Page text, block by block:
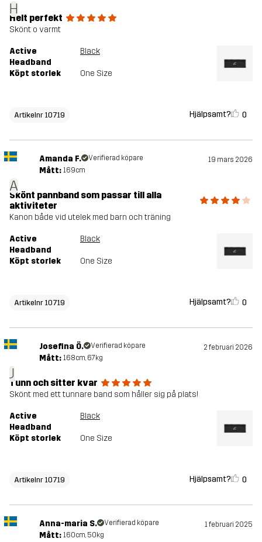
H
Helt perfekt
Skönt o varmt
Active
Headband
Black
Köpt storlek One Size
Artikelnr 10719 Hjälpsamt? 0
A
Amanda F. Verifierad köpare 19 mars 2026
Mått: 169cm
Skönt pannband som passar till alla
aktiviteter
Kanon både vid utelek med barn och träning
Active
Headband
Black
Köpt storlek One Size
Artikelnr 10719 Hjälpsamt? 0
J
Josefina Ö. Verifierad köpare 2 februari 2026
Mått: 168cm, 67kg
Tunn och sitter kvar
Skönt med ett tunnare band som håller sig på plats!
Active
Headband
Black
Köpt storlek One Size
Artikelnr 10719 Hjälpsamt? 0
Anna-maria S. Verifierad köpare 1 februari 2025
Mått: 160cm, 50kg